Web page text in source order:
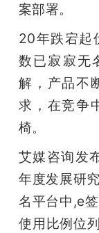
案部署。
20年跌宕起
数已寂寂无
解，产品不
求，在竞争
椅。
艾媒咨询发
年度发展研
名平台中,e
使用比例位